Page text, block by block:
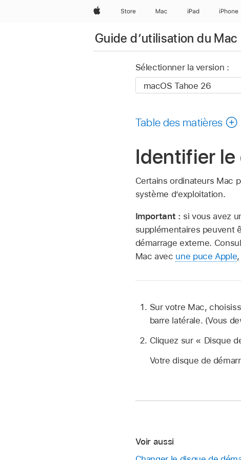
AppleStore Mac iPad iPhone
Guide d’utilisation du Mac
Sélectionner la version :
Table des matières
Identifier
Certains ordinateurs Mac
système d’exploitation.
Important : si vous avez
supplémentaires peuvent
démarrage externe.
Mac avec une puce Apple
Sur votre Mac,
barre latérale. (Vous
Cliquez sur « Disque
Votre disque de
Voir aussi